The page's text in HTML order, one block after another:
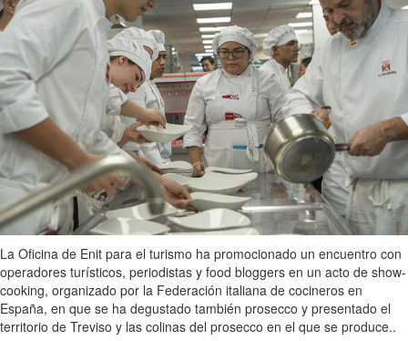
La Oficina de Enit para el turismo ha promocionado un encuentro con
operadores turísticos, periodistas y food bloggers en un acto de show-
cooking, organizado por la Federación italiana de cocineros en
España, en que se ha degustado también prosecco y presentado el
territorio de Treviso y las colinas del prosecco en el que se produce..